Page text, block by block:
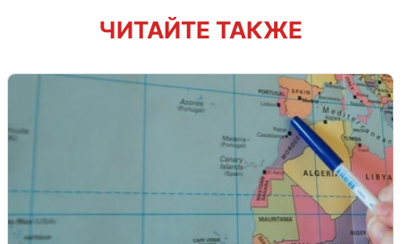
ЧИТАЙТЕ ТАКЖЕ